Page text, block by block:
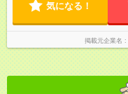
気になる！
掲載元企業名